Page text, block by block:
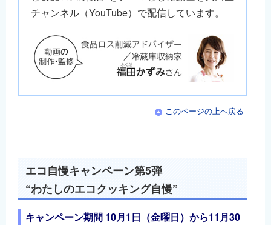
チャンネル（YouTube）で配信しています。
このページの上へ戻る
エコ自慢キャンペーン第5弾
“わたしのエコクッキング自慢”
キャンペーン期間 10月1日（金曜日）から11月30